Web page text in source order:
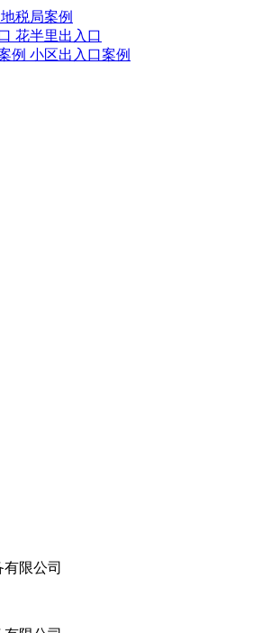
地税局案例
花半里出入口
小区出入口案例